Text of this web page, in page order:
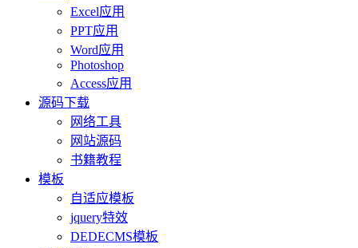
Excel应用
PPT应用
Word应用
Photoshop
Access应用
源码下载
网络工具
网站源码
书籍教程
模板
自适应模板
jquery特效
DEDECMS模板